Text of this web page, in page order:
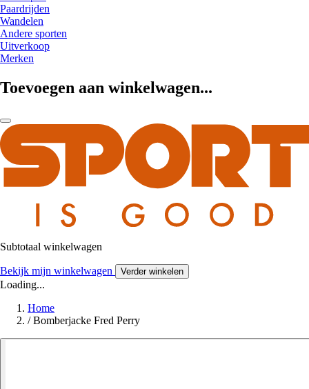
Paardrijden
Wandelen
Andere sporten
Uitverkoop
Merken
Toevoegen aan winkelwagen...
Subtotaal winkelwagen
Bekijk mijn winkelwagen Verder winkelen
Loading...
Home
/ Bomberjacke Fred Perry